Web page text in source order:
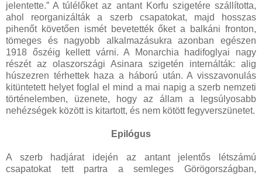
jelentette.” A túlélőket az antant Korfu szigetére szállította,
ahol reorganizálták a szerb csapatokat, majd hosszas
pihenőt követően ismét bevetették őket a balkáni fronton,
tömeges és nagyobb alkalmazásukra azonban egészen
1918 őszéig kellett várni. A Monarchia hadifoglyai nagy
részét az olaszországi Asinara szigetén internálták: alig
húszezren térhettek haza a háború után. A visszavonulás
kitüntetett helyet foglal el mind a mai napig a szerb nemzeti
történelemben, üzenete, hogy az állam a legsúlyosabb
nehézségek között is kitartott, és nem kötött fegyverszünetet.
Epilógus
A szerb hadjárat idején az antant jelentős létszámú
csapatokat tett partra a semleges Görögországban,